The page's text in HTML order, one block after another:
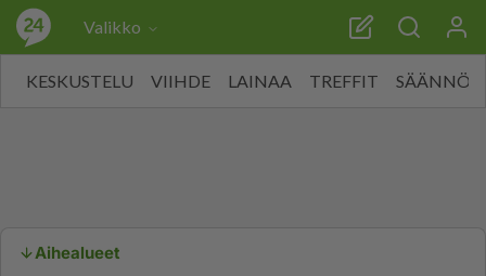
Valikko
KESKUSTELU VIIHDE LAINAA TREFFIT SÄÄNNÖT
Aihealueet